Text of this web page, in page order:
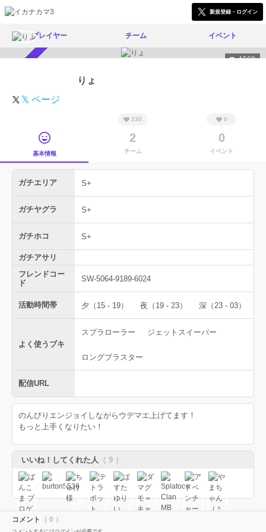
新規登録・ログイン
プレイヤー チーム イベント
1568
りょ
𝕏 ページ
基本情報
230
2
チーム
0
0
イベント
ガチエリア S+
ガチヤグラ S+
ガチホコ S+
ガチアサリ
フレンドコー
ド
SW-5064-9189-6024
活動時間帯 夕（15 - 19） 夜（19 - 23） 深（23 - 03）
よく使うブキ
スプラローラー ジェットスイーパー
ロングブラスター
配信URL
のんびりエンジョイしながらウデマエ上げてます！
もっと上手くなりたい！
いいね！してくれた人 （ 9 ）
コメント （ 0 ）